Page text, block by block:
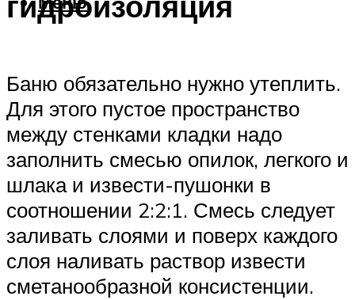
Баню обязательно нужно утеплить.
Для этого пустое пространство
между стенками кладки надо
заполнить смесью опилок, легкого и
шлака и извести-пушонки в
соотношении 2:2:1. Смесь следует
заливать слоями и поверх каждого
слоя наливать раствор извести
сметанообразной консистенции.